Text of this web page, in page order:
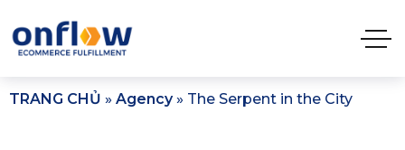
TRANG CHỦ » Agency» The Serpent in the City